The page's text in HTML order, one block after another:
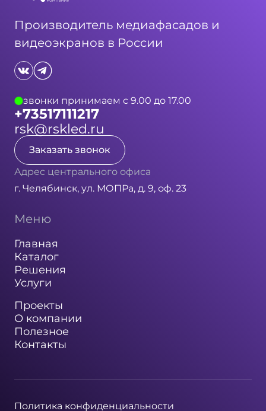
Производитель медиафасадов и
видеоэкранов в России
звонки принимаем с 9.00 до 17.00
+73517111217
rsk@rskled.ru
Заказать звонок
Адрес центрального офиса
г. Челябинск, ул. МОПРа, д. 9, оф. 23
Меню
Главная
Каталог
Решения
Услуги
Проекты
О компании
Полезное
Контакты
Политика конфиденциальности